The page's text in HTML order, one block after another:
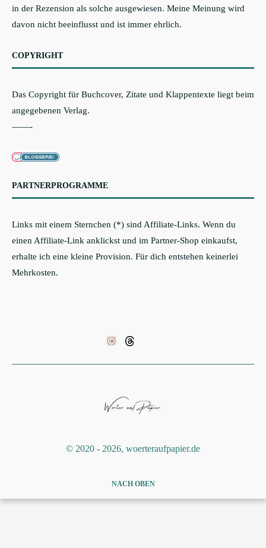
in der Rezension als solche ausgewiesen. Meine Meinung wird
davon nicht beeinflusst und ist immer ehrlich.
COPYRIGHT
Das Copyright für Buchcover, Zitate und Klappentexte liegt beim
angegebenen Verlag.
——-
PARTNERPROGRAMME
Links mit einem Sternchen (*) sind Affiliate-Links. Wenn du
einen Affiliate-Link anklickst und im Partner-Shop einkaufst,
erhalte ich eine kleine Provision. Für dich entstehen keinerlei
Mehrkosten.
©️ 2020 - 2026, woerteraufpapier.de
NACH OBEN